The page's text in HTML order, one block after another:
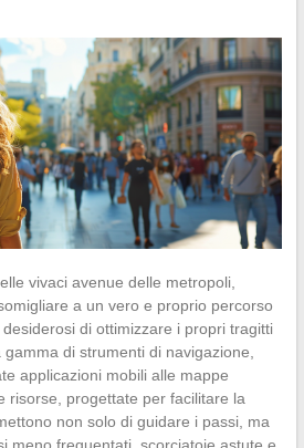
vivaci avenue delle metropoli,
a un vero e proprio percorso
di ottimizzare i propri tragitti
gamma di strumenti di navigazione,
applicazioni mobili alle mappe
risorse, progettate per facilitare la
non solo di guidare i passi, ma